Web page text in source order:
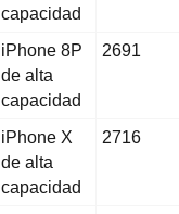
capacidad
iPhone 8P
de alta
capacidad
2691
iPhone X
de alta
capacidad
2716